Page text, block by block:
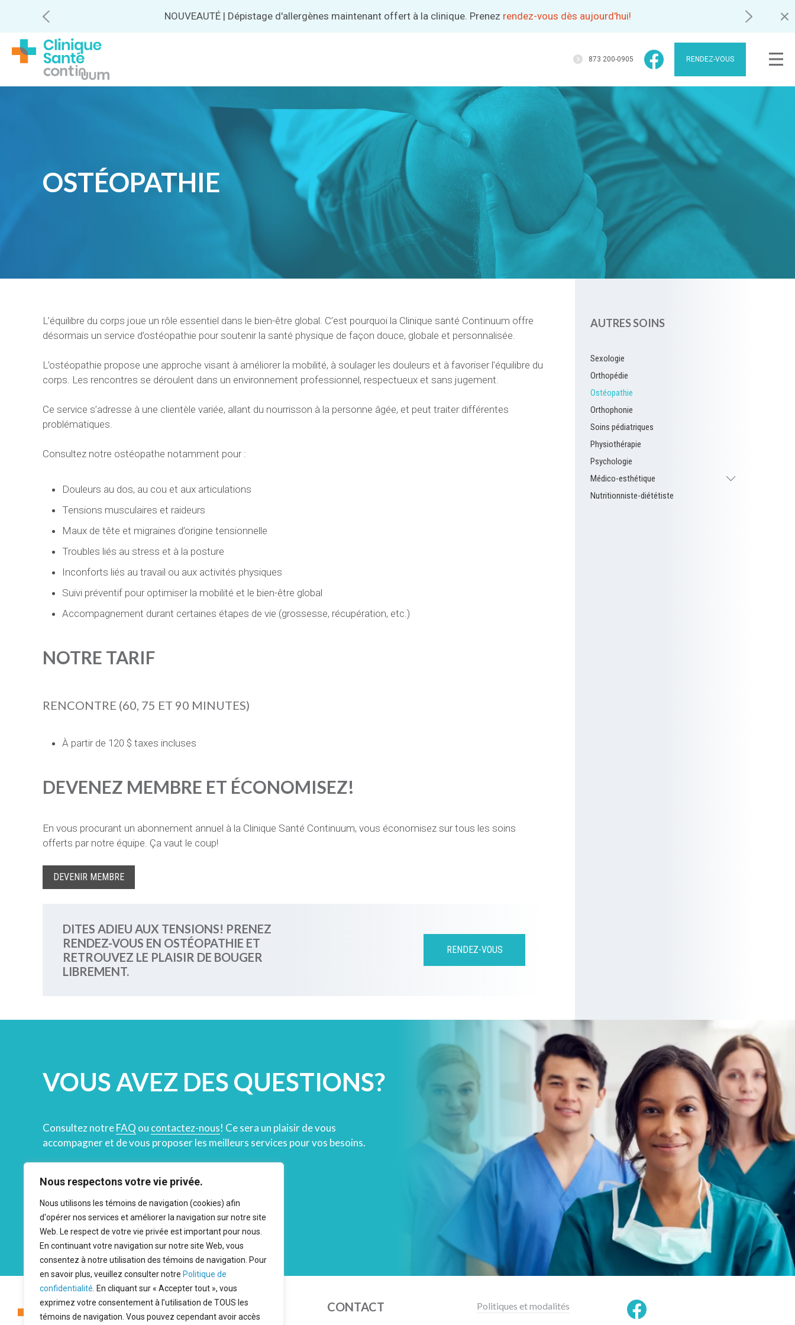
Nous respectons votre vie privée.
Nous utilisons les témoins de navigation (cookies) afin
d'opérer nos services et améliorer la navigation sur notre site
Web. Le respect de votre vie privée est important pour nous.
En continuant votre navigation sur notre site Web, vous
consentez à notre utilisation des témoins de navigation. Pour
en savoir plus, veuillez consulter notre Politique de
confidentialité . En cliquant sur « Accepter tout », vous
exprimez votre consentement à l’utilisation de TOUS les
témoins de navigation. Vous pouvez cependant avoir accès
Abonnez-vous pour bénéficier de meilleurs tarifs.
NOUVEAUTÉ | Dépistage d'allergènes maintenant offert à la clinique. Prenez rendez-vous dès aujourd'hui!
873 200-0905 RENDEZ-VOUS
OSTÉOPATHIE
L’équilibre du corps joue un rôle essentiel dans le bien-être global. C’est pourquoi la Clinique santé Continuum offre
désormais un service d’ostéopathie pour soutenir la santé physique de façon douce, globale et personnalisée.
L’ostéopathie propose une approche visant à améliorer la mobilité, à soulager les douleurs et à favoriser l’équilibre du
corps. Les rencontres se déroulent dans un environnement professionnel, respectueux et sans jugement.
Ce service s’adresse à une clientèle variée, allant du nourrisson à la personne âgée, et peut traiter différentes
problématiques.
Consultez notre ostéopathe notamment pour :
Douleurs au dos, au cou et aux articulations
Tensions musculaires et raideurs
Maux de tête et migraines d’origine tensionnelle
Troubles liés au stress et à la posture
Inconforts liés au travail ou aux activités physiques
Suivi préventif pour optimiser la mobilité et le bien-être global
Accompagnement durant certaines étapes de vie (grossesse, récupération, etc.)
NOTRE TARIF
RENCONTRE (60, 75 ET 90 MINUTES)
À partir de 120 $ taxes incluses
DEVENEZ MEMBRE ET ÉCONOMISEZ!
En vous procurant un abonnement annuel à la Clinique Santé Continuum, vous économisez sur tous les soins
offerts par notre équipe. Ça vaut le coup!
DEVENIR MEMBRE
DITES ADIEU AUX TENSIONS! PRENEZ
RENDEZ-VOUS EN OSTÉOPATHIE ET
RETROUVEZ LE PLAISIR DE BOUGER
LIBREMENT.
RENDEZ-VOUS
AUTRES SOINS
Sexologie
Orthopédie
Ostéopathie
Orthophonie
Soins pédiatriques
Physiothérapie
Psychologie
Médico-esthétique
Nutritionniste-diététiste
VOUS AVEZ DES QUESTIONS?
Consultez notreFAQ ou contactez-nous! Ce sera un plaisir de vous
accompagner et de vous proposer les meilleurs services pour vos besoins.
RENDEZ-VOUS
CLINIQUE SANTÉ
CONTINUUM
CONTACT Politiques et modalités